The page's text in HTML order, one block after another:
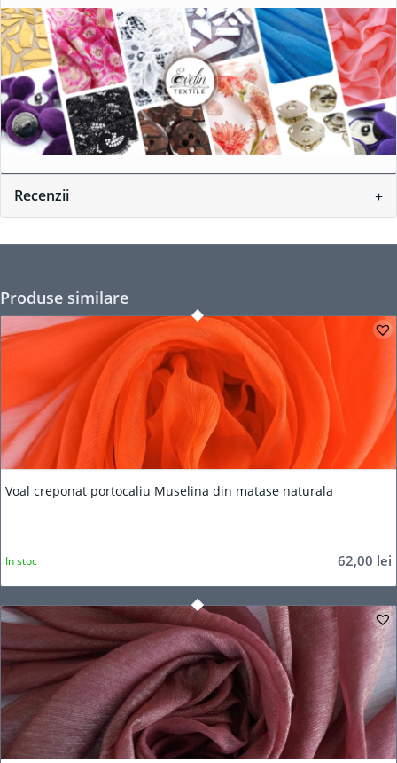
Recenzii
Produse similare
Voal creponat portocaliu Muselina din matase naturala
62,00 lei
In stoc